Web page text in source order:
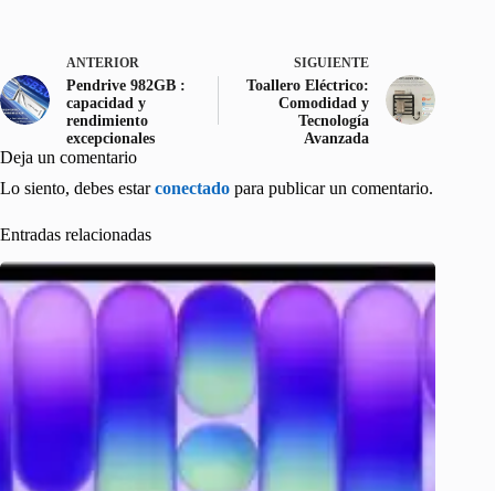
ANTERIOR
Pendrive 982GB :
capacidad y
rendimiento
excepcionales
SIGUIENTE
Toallero Eléctrico:
Comodidad y
Tecnología
Avanzada
Deja un comentario
Lo siento, debes estarconectado para publicar un comentario.
Entradas relacionadas